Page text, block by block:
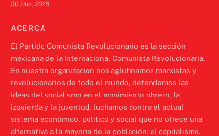
30 julio, 2026
ACERCA
El Partido Comunista Revolucionario es la sección
mexicana de la Internacional Comunista Revolucionaria.
En nuestra organización nos aglutinamos marxistas y
revolucionarios de todo el mundo, defendemos las
ideas del socialismo en el movimiento obrero, la
izquierda y la juventud, luchamos contra el actual
sistema económico, político y social que no ofrece una
alternativa a la mayoría de la población: el capitalismo.